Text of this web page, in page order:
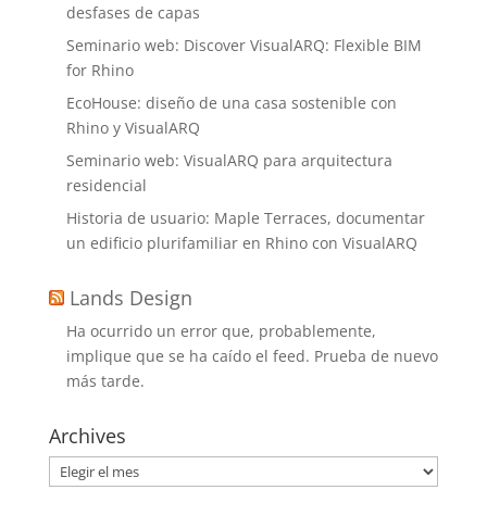
desfases de capas
Seminario web: Discover VisualARQ: Flexible BIM
for Rhino
EcoHouse: diseño de una casa sostenible con
Rhino y VisualARQ
Seminario web: VisualARQ para arquitectura
residencial
Historia de usuario: Maple Terraces, documentar
un edificio plurifamiliar en Rhino con VisualARQ
Lands Design
Ha ocurrido un error que, probablemente,
implique que se ha caído el feed. Prueba de nuevo
más tarde.
Archives
Archives